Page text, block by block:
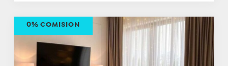
0% COMISION